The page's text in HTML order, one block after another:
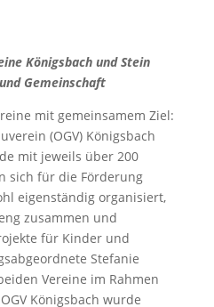
Königsbach und Stein
Gemeinschaft
mit gemeinsamem Ziel:
(OGV) Königsbach
mit jeweils über 200
sich für die Förderung
eigenständig organisiert,
zusammen und
für Kinder und
Stefanie
Vereine im Rahmen
Königsbach wurde